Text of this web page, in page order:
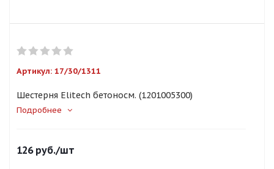
Артикул: 17/30/1311
Шестерня Elitech бетоносм. (1201005300)
Подробнее
126руб./шт